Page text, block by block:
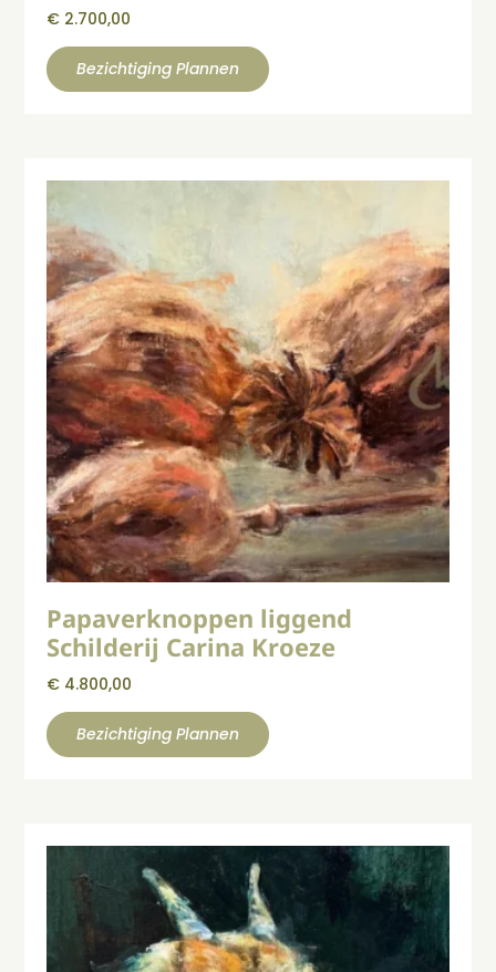
€ 2.700,00
Bezichtiging Plannen
Papaverknoppen liggend
Schilderij Carina Kroeze
€ 4.800,00
Bezichtiging Plannen